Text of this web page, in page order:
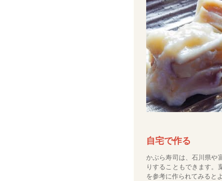
自宅で作る
かぶら寿司は、石川県や
りすることもできます。
を参考に作られてみると